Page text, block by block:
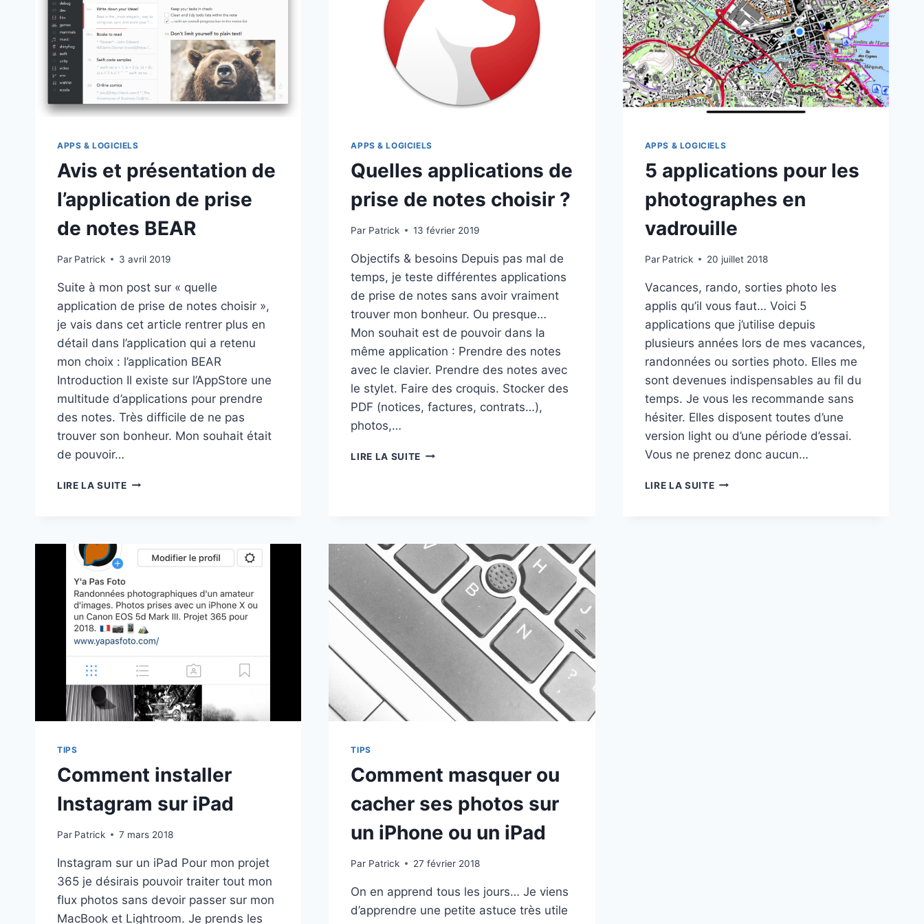
APPS & LOGICIELS
Avis et présentation de
l’application de prise
de notes BEAR
Par Patrick 3 avril 2019
Suite à mon post sur « quelle
application de prise de notes choisir »,
je vais dans cet article rentrer plus en
détail dans l’application qui a retenu
mon choix : l’application BEAR
Introduction Il existe sur l’AppStore une
multitude d’applications pour prendre
des notes. Très difficile de ne pas
trouver son bonheur. Mon souhait était
de pouvoir…
LIRE LA SUITEAVIS
PRISE
NOTES
BEAR
APPS & LOGICIELS
Quelles applications de
prise de notes choisir ?
Par Patrick 13 février 2019
Objectifs & besoins Depuis pas mal de
temps, je teste différentes applications
de prise de notes sans avoir vraiment
trouver mon bonheur. Ou presque…
Mon souhait est de pouvoir dans la
même application : Prendre des notes
avec le clavier. Prendre des notes avec
le stylet. Faire des croquis. Stocker des
PDF (notices, factures, contrats…),
photos,…
LIRE LA SUITE QUELLES
APPS & LOGICIELS
5 applications pour les
photographes en
vadrouille
Par Patrick 20 juillet 2018
Vacances, rando, sorties photo les
applis qu’il vous faut… Voici 5
applications que j’utilise depuis
plusieurs années lors de mes vacances,
randonnées ou sorties photo. Elles me
sont devenues indispensables au fil du
temps. Je vous les recommande sans
hésiter. Elles disposent toutes d’une
version light ou d’une période d’essai.
Vous ne prenez donc aucun…
LIRE LA SUITE5
TIPS
Comment installer
Instagram sur iPad
Par Patrick 7 mars 2018
Instagram sur un iPad Pour mon projet
365 je désirais pouvoir traiter tout mon
flux photos sans devoir passer sur mon
MacBook et Lightroom. Je prends les
TIPS
Comment masquer ou
cacher ses photos sur
un iPhone ou un iPad
Par Patrick 27 février 2018
On en apprend tous les jours… Je viens
d’apprendre une petite astuce très utile